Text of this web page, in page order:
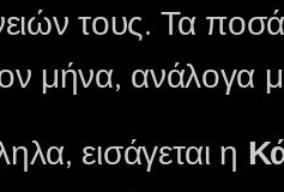
τους. Τα
μήνα, ανάλογα
εισάγεται η